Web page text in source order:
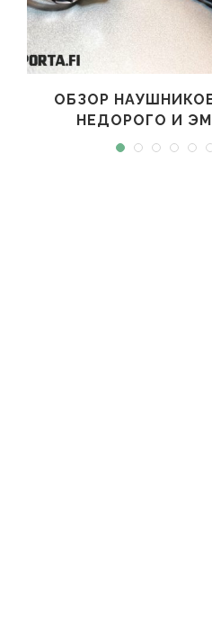
ОБЗОР НАУШНИКОВ
НЕДОРОГО И